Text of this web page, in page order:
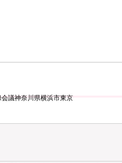
議神奈川県横浜市東京